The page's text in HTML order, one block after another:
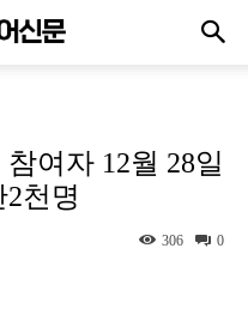
여자 12월 28일
천명
0
306